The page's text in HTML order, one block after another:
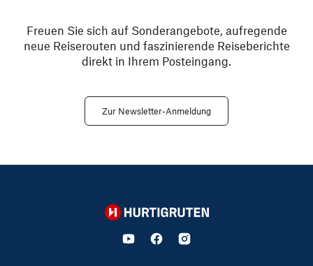
Freuen Sie sich auf Sonderangebote, aufregende
neue Reiserouten und faszinierende Reiseberichte
direkt in Ihrem Posteingang.
Zur Newsletter-Anmeldung
Hurtigruten